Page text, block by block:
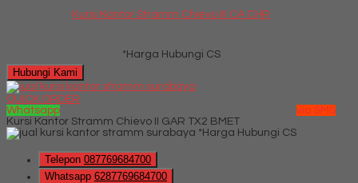
Kursi Kantor Stramm Chievo III CA CHR
*Harga Hubungi CS
Hubungi Kami
QUICK ORDER
Whatsapp
via SMS
Kursi Kantor Stramm Chievo II GAR TX2 BMET
*Harga Hubungi CS
Telepon 087769684700
Whatsapp 6287769684700